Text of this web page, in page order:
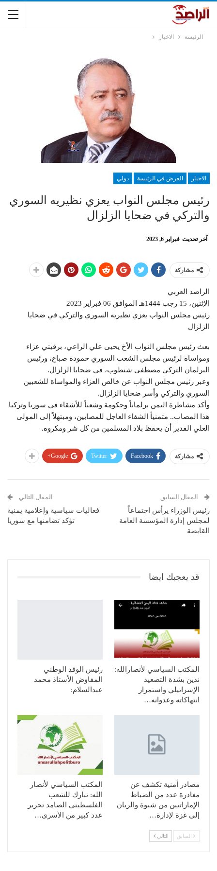
الرئيسة الاخبار
الاخبار العرض في الرئيسة دولي
رئيس مجلس النواب يعزي نظيريه السوري
والتركي في ضحايا الزلزال
آخر تحديث فبراير 6, 2023
مشاركة
الراصد العربي
الإثنين، 15 رجب 1444هـ الموافق 06 فبراير 2023
رئيس مجلس النواب يعزي نظيريه السوري والتركي في ضحايا
الزلزال
بعث رئيس مجلس النواب الأخ يحيى علي الراعي، برقيتي عزاء
ومواساة لرئيس مجلس الشعب السوري حمودة صباغ، ورئيس
البرلمان التركي مصطفى شنطوب، في ضحايا الزلزال.
وعبر رئيس مجلس النواب عن خالص العزاء والمواساة للشعبين
السوري والتركي وأسر ضحايا الزلزال.
وأكد مشاطرة اليمن برلماناً وحكومة وشعباً للأشقاء في سوريا وتركيا
هذا المصاب.. متمنياً الشفاء العاجل للمصابين، ومبتهلاً إلى المولى
العلي القدير أن يحفظ بلاد المسلمين من كل شر ومكروه.
مشاركة Facebook
Twitter
Google+
المقال السابق
رئيس الوزراء يرأس اجتماعاً
لمجلس إدارة المؤسسة العامة
القابضة
المقال التالي
فعاليات سياسية وإعلامية يمنية
تؤكد تضامنها مع سوريا
قد يعجبك ايضا
المكتب السياسي لأنصارالله:
ندين بشدة التصعيد
الإسرائيلي واستمرار
انتهاكاته وعدوانه…
رئيس الوفد الوطني
المفاوض الأستاذ محمد
عبدالسلام:
مصادر أمنية تكشف عن
مغادرة عدد من الضباط
الإماراتيين من شبوة والريان
إلى غزة لإدارة…
المكتب السياسي لأنصار
الله: نبارك للشعب
الفلسطيني الصامد تحرير
عدد كبير من الأسرى…
السابق التالي